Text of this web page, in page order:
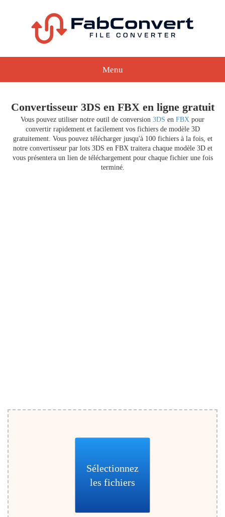
Menu
Convertisseur 3DS en FBX en ligne gratuit
Vous pouvez utiliser notre outil de conversion 3DS en FBX pour
convertir rapidement et facilement vos fichiers de modèle 3D
gratuitement. Vous pouvez télécharger jusqu'à 100 fichiers à la fois, et
notre convertisseur par lots 3DS en FBX traitera chaque modèle 3D et
vous présentera un lien de téléchargement pour chaque fichier une fois
terminé.
Sélectionnez
les fichiers